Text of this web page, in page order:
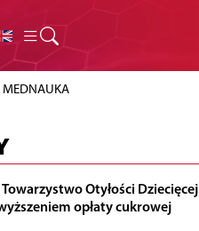
MEDNAUKA
Otyłości Dziecięcej
opłaty cukrowej